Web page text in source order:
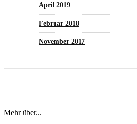
April 2019
Februar 2018
November 2017
Mehr über...